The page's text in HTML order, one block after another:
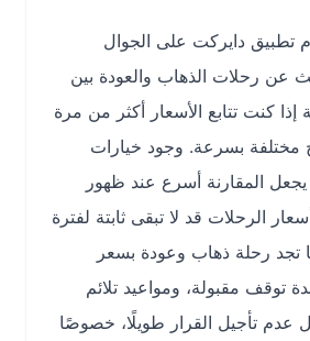
دايركت على الجوال
الذهاب والعودة بين
تتابع الأسعار أكثر من مرة
بسرعة. وجود خيارات
أسرع عند ظهور
قد لا تبقى ثابتة لفترة
رحلة ذهاب وعودة بسعر
مقبولة، ومواعيد تلائم
القرار طويلًا، خصوصًا